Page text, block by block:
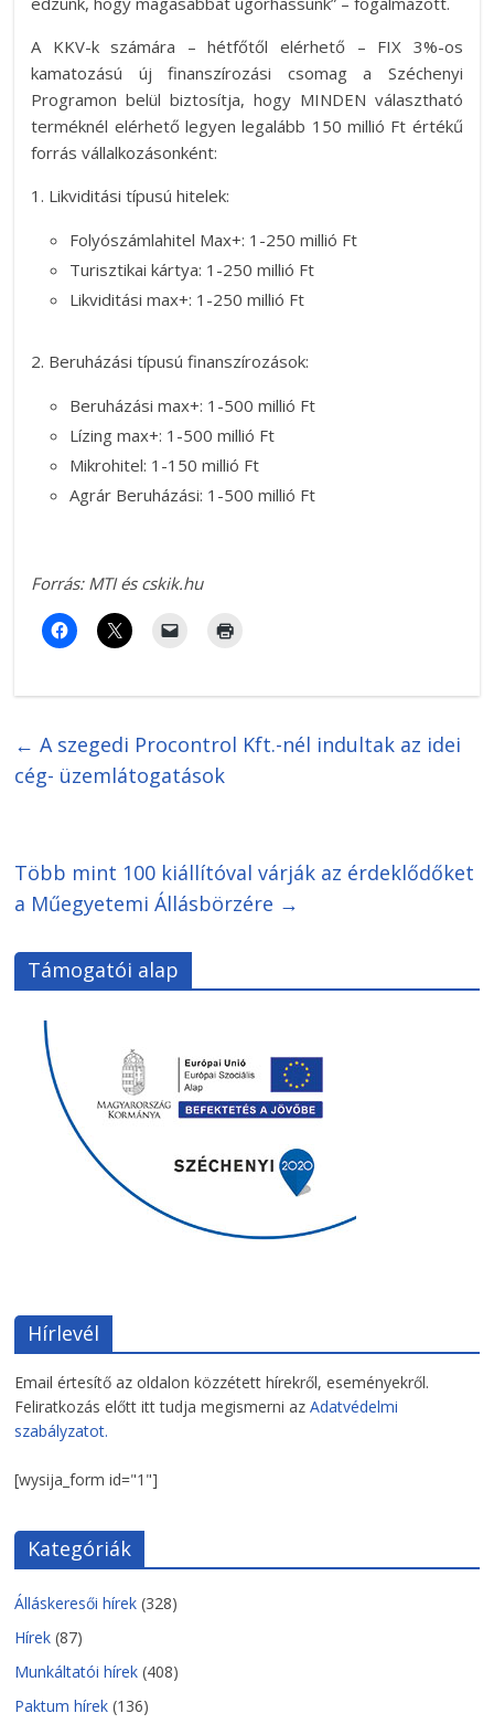
A KKV-k számára – hétfőtől elérhető – FIX 3%-os
kamatozású új finanszírozási csomag a Széchenyi
Programon belül biztosítja, hogy MINDEN választható
terméknél elérhető legyen legalább 150 millió Ft értékű
forrás vállalkozásonként:
1. Likviditási típusú hitelek:
Folyószámlahitel Max+: 1-250 millió Ft
Turisztikai kártya: 1-250 millió Ft
Likviditási max+: 1-250 millió Ft
2. Beruházási típusú finanszírozások:
Beruházási max+: 1-500 millió Ft
Lízing max+: 1-500 millió Ft
Mikrohitel: 1-150 millió Ft
Agrár Beruházási: 1-500 millió Ft
Forrás: MTI és cskik.hu
← A szegedi Procontrol Kft.-nél indultak az idei
cég- üzemlátogatások
Több mint 100 kiállítóval várják az érdeklődőket
a Műegyetemi Állásbörzére →
Támogatói alap
Hírlevél
Email értesítő az oldalon közzétett hírekről, eseményekről.
Feliratkozás előtt itt tudja megismerni azAdatvédelmi
szabályzatot.
[wysija_form id="1"]
Kategóriák
Álláskeresői hírek (328)
Hírek (87)
Munkáltatói hírek (408)
Paktum hírek (136)